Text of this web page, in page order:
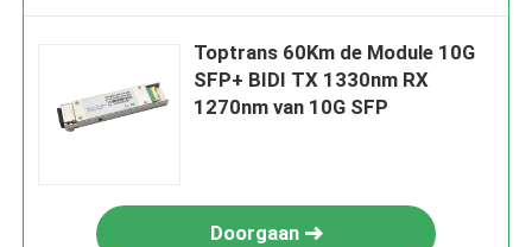
Toptrans 60Km de Module 10G
SFP+ BIDI TX 1330nm RX
1270nm van 10G SFP
Doorgaan